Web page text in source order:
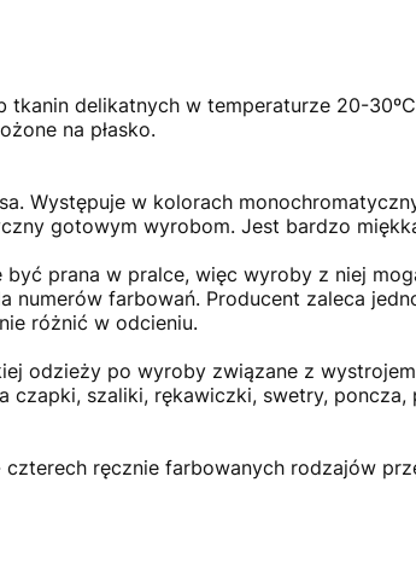
tkanin delikatnych w temperaturze 20-
na płasko.
Występuje w kolorach
gotowym wyrobom. Jest bardzo
prana w pralce, więc wyroby z niej
numerów farbowań. Producent zaleca
różnić w odcieniu.
odzieży po wyroby związane z
czapki, szaliki, rękawiczki, swetry,
ręcznie farbowanych rodzajów